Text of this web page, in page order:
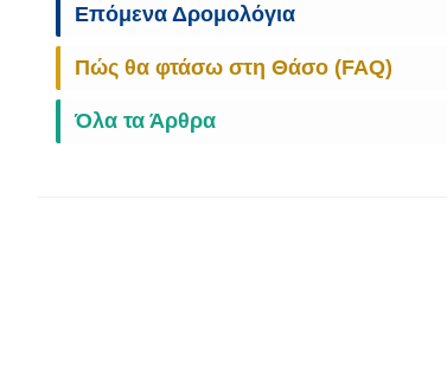
Επόμενα Δρομολόγια
Πώς θα φτάσω στη Θάσο (FAQ)
Όλα τα Άρθρα